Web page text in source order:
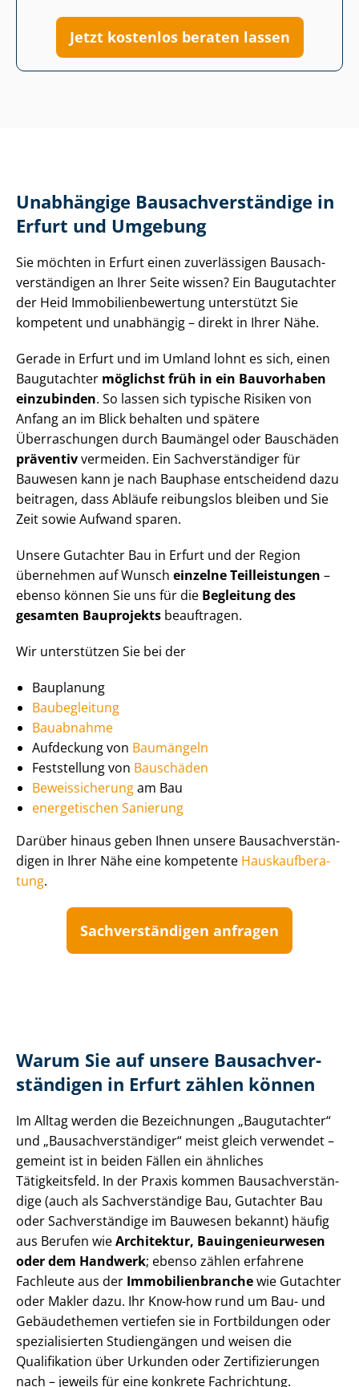
Jetzt kostenlos beraten lassen
Unabhängige Bau­sach­ver­stän­di­ge in
Erfurt und Umgebung
Sie möchten in Erfurt einen zuverlässigen Bau­sach­
ver­stän­di­gen an Ihrer Seite wissen? Ein Baugutachter
der Heid Im­mo­bi­li­en­be­wer­tung unterstützt Sie
kompetent und unabhängig – direkt in Ihrer Nähe.
Gerade in Erfurt und im Umland lohnt es sich, einen
Baugutachter möglichst früh in ein Bauvorhaben
einzubinden. So lassen sich typische Risiken von
Anfang an im Blick behalten und spätere
Überraschungen durch Baumängel oder Bauschäden
präventivvermeiden. Ein Sach­ver­stän­di­ger für
Bauwesen kann je nach Bauphase entscheidend dazu
beitragen, dass Abläufe reibungslos bleiben und Sie
Zeit sowie Aufwand sparen.
Unsere Gutachter Bau in Erfurt und der Region
übernehmen auf Wunsch einzelne Teilleistungen –
ebenso können Sie uns für die Begleitung des
gesamten Bauprojekts beauftragen.
Wir unterstützen Sie bei der
Bauplanung
Baubegleitung
Bauabnahme
Aufdeckung von Baumängeln
Feststellung von Bauschäden
Beweissicherungam Bau
energetischen Sanierung
Darüber hinaus geben Ihnen unsere Bau­sach­ver­stän­
di­gen in Ihrer Nähe eine kompetente Haus­kauf­be­ra­
tung.
Sach­ver­stän­di­gen anfragen
Warum Sie auf unsere Bau­sach­ver­
stän­di­gen in Erfurt zählen können
Im Alltag werden die Bezeichnungen „Baugutachter“
und „Bau­sach­ver­stän­di­ger“ meist gleich verwendet –
gemeint ist in beiden Fällen ein ähnliches
Tätigkeitsfeld. In der Praxis kommen Bau­sach­ver­stän­
di­ge (auch als Sachverständige Bau, Gutachter Bau
oder Sachverständige im Bauwesen bekannt) häufig
aus Berufen wieArchitektur, Bau­in­ge­nieur­we­sen
oder dem Handwerk; ebenso zählen erfahrene
Fachleute aus der Im­mo­bi­li­en­bran­chewie Gutachter
oder Makler dazu. Ihr Know-how rund um Bau- und
Gebäudethemen vertiefen sie in Fortbildungen oder
spezialisierten Studiengängen und weisen die
Qualifikation über Urkunden oder Zer­ti­fi­zie­run­gen
nach – jeweils für eine konkrete Fachrichtung.